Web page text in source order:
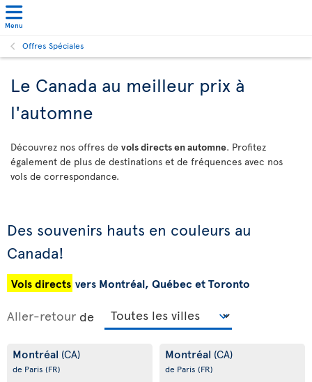
Menu
Offres Spéciales
Le Canada au meilleur prix à
l'automne
Découvrez nos offres de vols directs en automne. Profitez
également de plus de destinations et de fréquences avec nos
vols de correspondance.
Des souvenirs hauts en couleurs au
Canada!
Vols directs vers Montréal, Québec et Toronto
Aller-retour de
Montréal (CA)
de Paris (FR)
Montréal (CA)
de Paris (FR)